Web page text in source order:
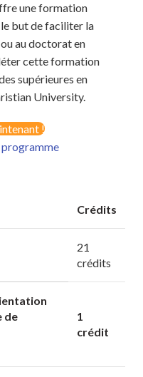
une formation
but de faciliter la
au doctorat en
cette formation
supérieures en
University.
!
Crédits
21
crédits
de
1
crédit